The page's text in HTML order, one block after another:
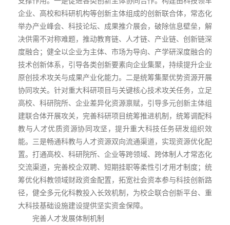
企业、高校和科研机构等创新主体组成的创新联合体，常态化
举办产业峰会、科技论坛、成果推介展会，破除信息壁垒，解
决供需不对称难题，推动教育链、人才链、产业链、创新链深
度融合；健全以企业为主体、市场为导向、产学研深度融合的
技术创新体系，引导各类创新要素向企业集聚，持续提升企业
原创技术攻关与成果产业化能力。二是统筹集聚优势资源开展
协同攻关。针对重大科研项目与关键核心技术攻关任务，立足
高校、科研院所、企业差异化资源禀赋，引导多元创新主体组
建联合体开展攻关，完善科研项目统筹推进机制，统筹调配科
教与人才优质资源协同攻坚，提升重大科技任务研发组织效
能。三是畅通科教与人才资源双向流通渠道，实现资源优化配
置。打通高校、科研院所、企业等跨领域、跨体制人才常态化
交流渠道，完善校企双聘、短期挂职等柔性引才用才制度；统
筹优化科教领域财政资金配置，拓宽社会资本参与科技创新路
径，健全多元化科教投入长效机制，为校企联合创新平台、重
大科技基础设施建设提供坚实资金保障。
完善人才发展体制机制